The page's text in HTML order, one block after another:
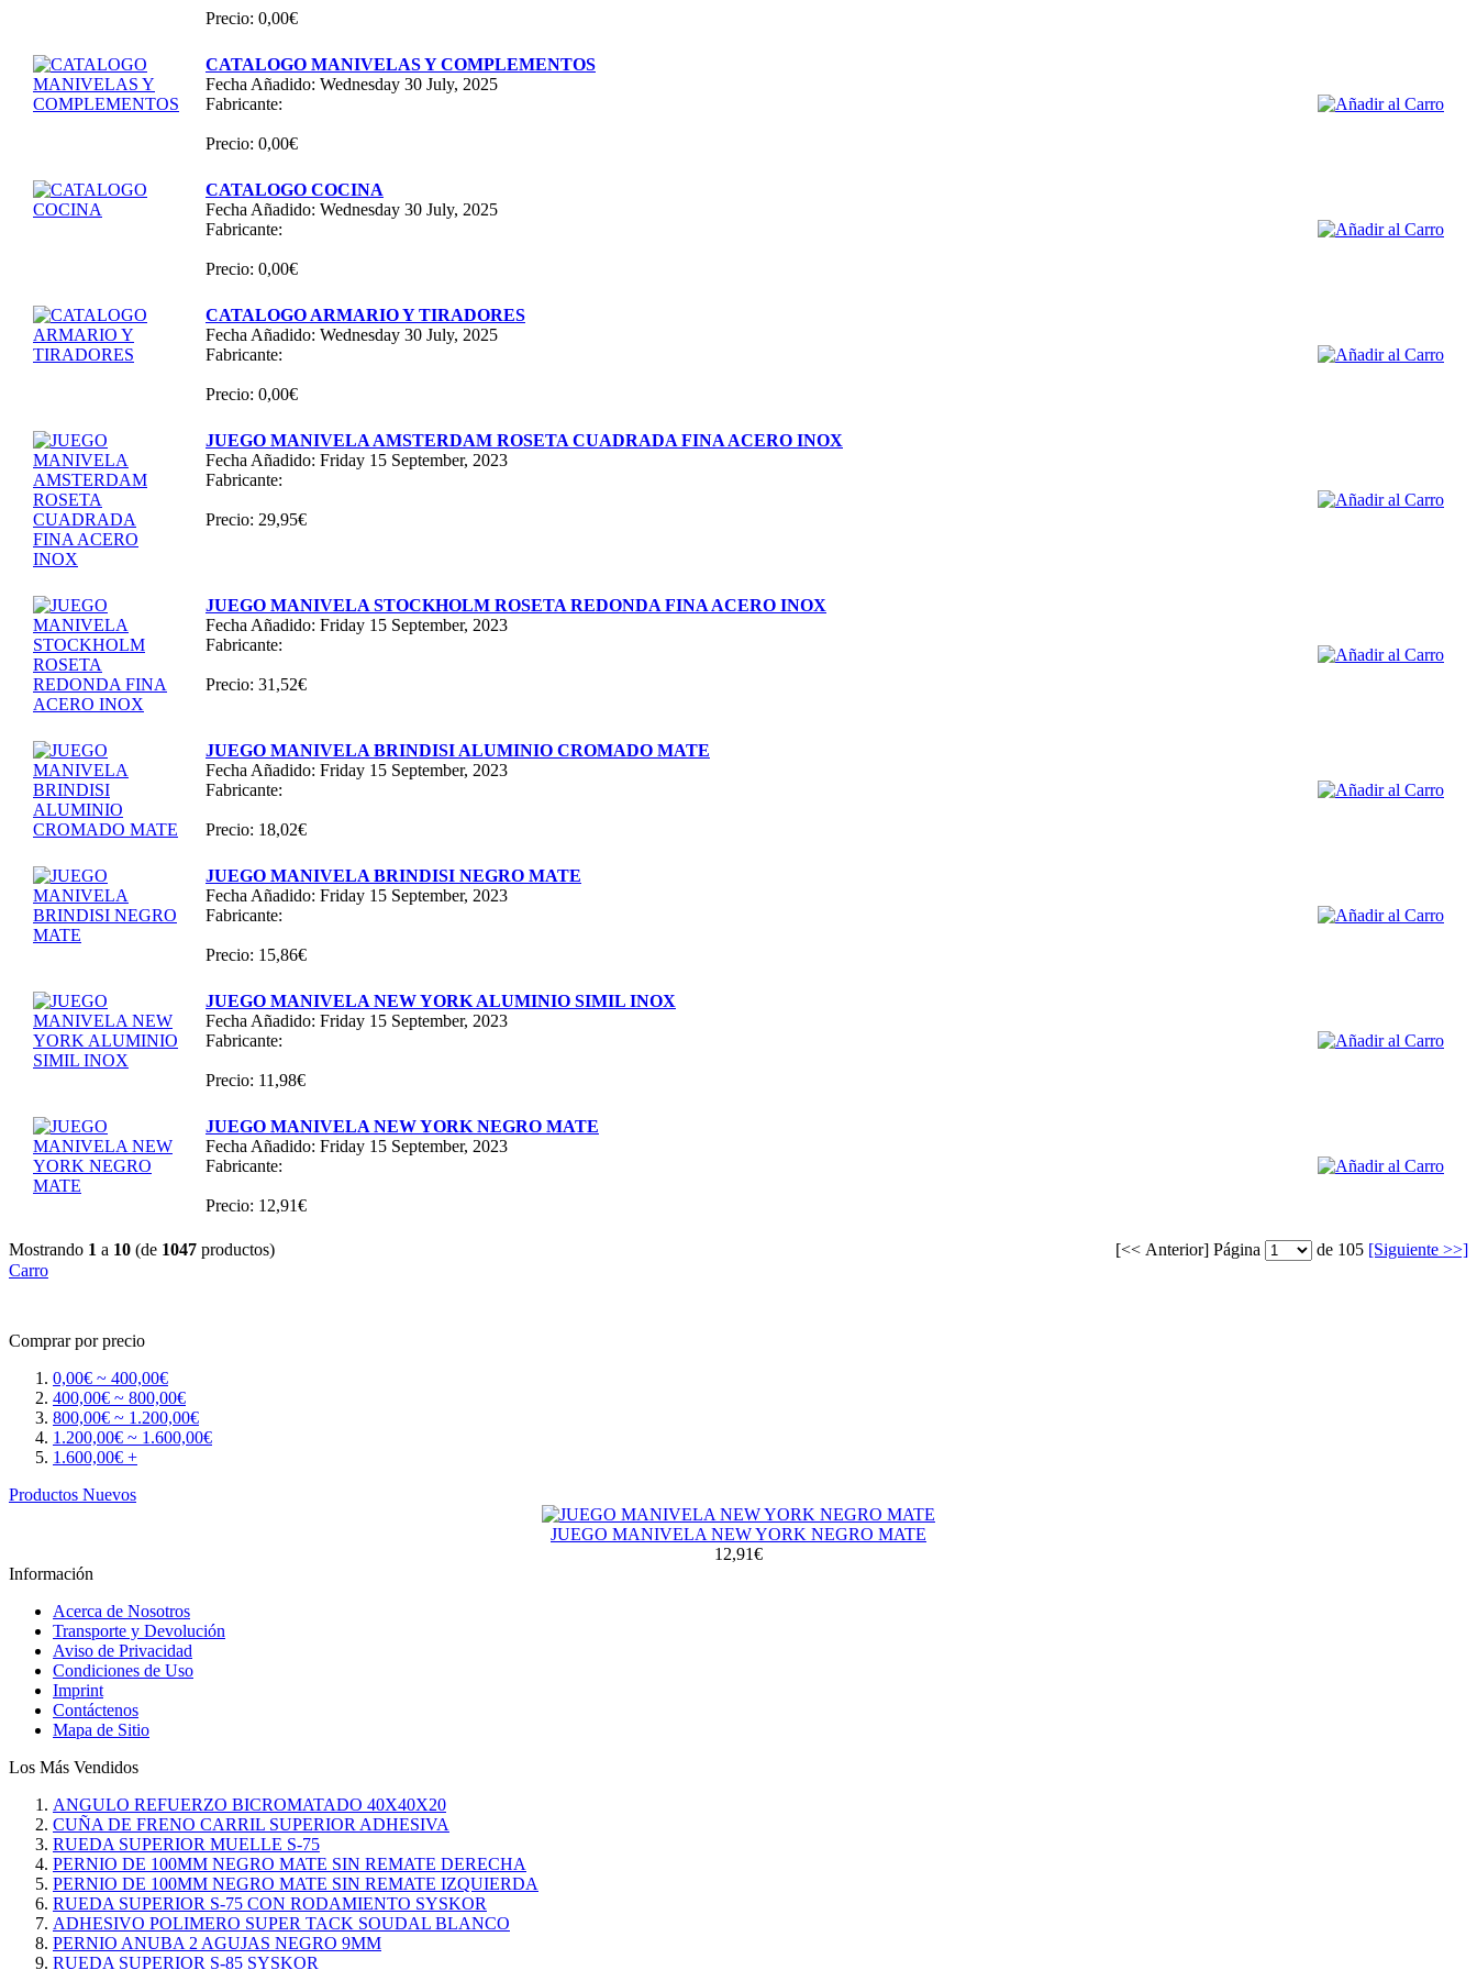
Precio: 0,00€
CATALOGO MANIVELAS Y COMPLEMENTOS
Fecha Añadido: Wednesday 30 July, 2025
Fabricante:
Precio: 0,00€
CATALOGO COCINA
Fecha Añadido: Wednesday 30 July, 2025
Fabricante:
Precio: 0,00€
CATALOGO ARMARIO Y TIRADORES
Fecha Añadido: Wednesday 30 July, 2025
Fabricante:
Precio: 0,00€
JUEGO MANIVELA AMSTERDAM ROSETA CUADRADA FINA ACERO INOX
Fecha Añadido: Friday 15 September, 2023
Fabricante:
Precio: 29,95€
JUEGO MANIVELA STOCKHOLM ROSETA REDONDA FINA ACERO INOX
Fecha Añadido: Friday 15 September, 2023
Fabricante:
Precio: 31,52€
JUEGO MANIVELA BRINDISI ALUMINIO CROMADO MATE
Fecha Añadido: Friday 15 September, 2023
Fabricante:
Precio: 18,02€
JUEGO MANIVELA BRINDISI NEGRO MATE
Fecha Añadido: Friday 15 September, 2023
Fabricante:
Precio: 15,86€
JUEGO MANIVELA NEW YORK ALUMINIO SIMIL INOX
Fecha Añadido: Friday 15 September, 2023
Fabricante:
Precio: 11,98€
JUEGO MANIVELA NEW YORK NEGRO MATE
Fecha Añadido: Friday 15 September, 2023
Fabricante:
Precio: 12,91€
[<< Anterior] Página de 105 [Siguiente >>]
Mostrando 1 a 10 (de 1047 productos)
Carro
Comprar por precio
0,00€ ~ 400,00€
400,00€ ~ 800,00€
800,00€ ~ 1.200,00€
1.200,00€ ~ 1.600,00€
1.600,00€ +
Productos Nuevos
JUEGO MANIVELA NEW YORK NEGRO MATE
12,91€
Información
Acerca de Nosotros
Transporte y Devolución
Aviso de Privacidad
Condiciones de Uso
Imprint
Contáctenos
Mapa de Sitio
Los Más Vendidos
ANGULO REFUERZO BICROMATADO 40X40X20
CUÑA DE FRENO CARRIL SUPERIOR ADHESIVA
RUEDA SUPERIOR MUELLE S-75
PERNIO DE 100MM NEGRO MATE SIN REMATE DERECHA
PERNIO DE 100MM NEGRO MATE SIN REMATE IZQUIERDA
RUEDA SUPERIOR S-75 CON RODAMIENTO SYSKOR
ADHESIVO POLIMERO SUPER TACK SOUDAL BLANCO
PERNIO ANUBA 2 AGUJAS NEGRO 9MM
RUEDA SUPERIOR S-85 SYSKOR